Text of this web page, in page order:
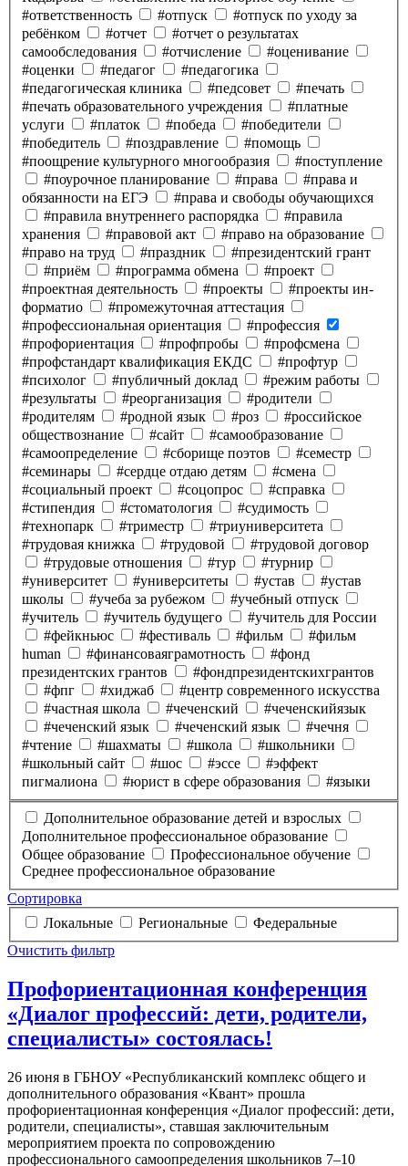
#ответственность
#отпуск
#отпуск по уходу за
ребёнком
#отчет
#отчет о результатах
самообследования
#отчисление
#оценивание
#оценки
#педагог
#педагогика
#педагогическая клиника
#педсовет
#печать
#печать образовательного учреждения
#платные
услуги
#платок #победа
#победители
#победитель
#поздравление
#помощь
#поощрение культурного многообразия
#поступление
#поурочное планирование
#права
#права и
обязанности на ЕГЭ
#права и свободы обучающихся
#правила внутреннего распорядка
#правила
хранения
#правовой акт
#право на образование
#право на труд
#праздник
#президентский грант
#приём
#программа обмена
#проект
#проектная деятельность
#проекты
#проекты ин-
форматио
#промежуточная аттестация
#профессиональная ориентация
#профессия
#профориентация
#профпробы
#профсмена
#профстандарт квалификация ЕКДС
#профтур
#психолог
#публичный доклад
#режим работы
#результаты
#реорганизация
#родители
#родителям
#родной язык #роз
#российское
обществознание
#сайт
#самообразование
#самоопределение
#сборище поэтов
#семестр
#семинары
#сердце отдаю детям
#смена
#социальный проект
#соцопрос
#справка
#стипендия
#стоматология
#судимость
#технопарк
#триместр
#триуниверситета
#трудовая книжка
#трудовой
#трудовой договор
#трудовые отношения
#тур
#турнир
#университет
#университеты #устав
#устав
школы
#учеба за рубежом
#учебный отпуск
#учитель
#учитель будущего
#учитель для России
#фейкньюс
#фестиваль #фильм
#фильм
human
#финансоваяграмотность
#фонд
президентских грантов
#фондпрезидентскихгрантов
#фпг
#хиджаб
#центр современного искусства
#частная школа
#чеченский
#чеченскийязык
#чеченский язык
#чеченский язык
#чечня
#чтение
#шахматы #школа
#школьники
#школьный сайт
#шос #эссе
#эффект
пигмалиона
#юрист в сфере образования #языки
Дополнительное образование детей и взрослых
Дополнительное профессиональное образование
Общее образование
Профессиональное обучение
Среднее профессиональное образование
Сортировка
Локальные
Региональные
Федеральные
Очистить фильтр
Профориентационная конференция
«Диалог профессий: дети, родители,
специалисты» состоялась!
26 июня в ГБНОУ «Республиканский комплекс общего и
дополнительного образования «Квант» прошла
профориентационная конференция «Диалог профессий: дети,
родители, специалисты», ставшая заключительным
мероприятием проекта по сопровождению
профессионального самоопределения школьников 7–10